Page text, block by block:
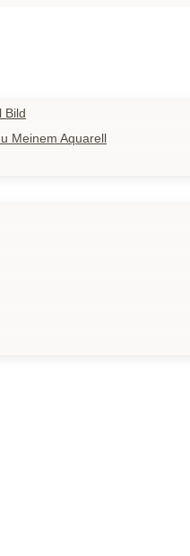
Bild
Meinem Aquarell